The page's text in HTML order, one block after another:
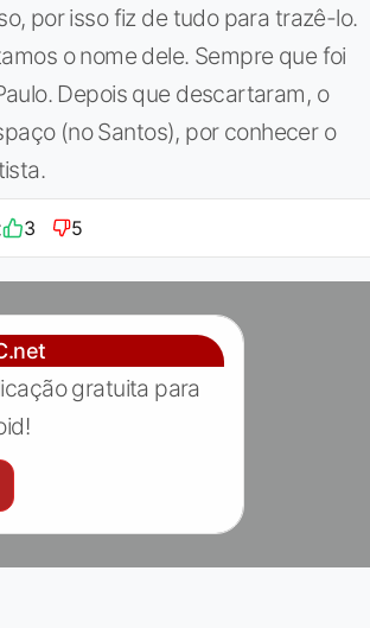
por isso fiz de tudo para trazê-lo.
o nome dele. Sempre que foi
Depois que descartaram, o
(no Santos), por conhecer o
3 5
gratuita para